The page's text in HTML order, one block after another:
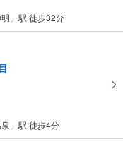
」駅 徒歩32分
」駅 徒歩4分